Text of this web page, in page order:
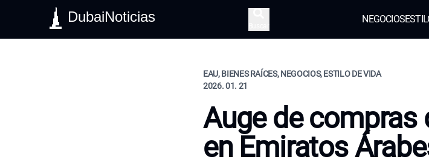
DubaiNoticias NEGOCIOS
EAU, BIENES RAÍCES, NEGOCIOS, ESTILO DE VIDA
2026. 01. 21
Auge de compras
en Emiratos